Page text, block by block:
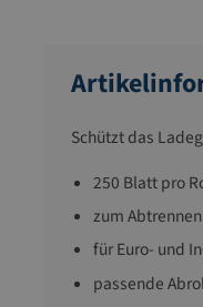
Schützt das
250 Blatt pro
zum
für Euro- und
passende